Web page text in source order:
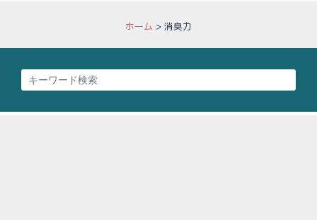
ホーム > 消臭力